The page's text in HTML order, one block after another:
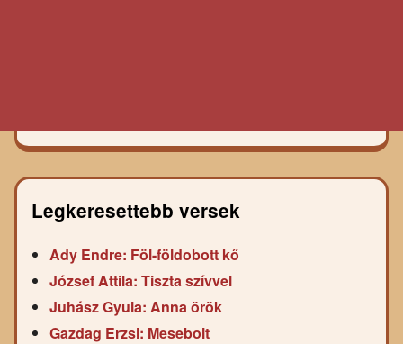
Legkeresettebb versek
Ady Endre: Föl-földobott kő
József Attila: Tiszta szívvel
Juhász Gyula: Anna örök
Gazdag Erzsi: Mesebolt